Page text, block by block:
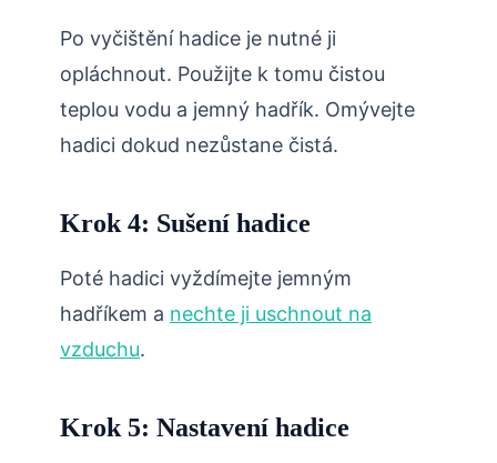
Po vyčištění hadice je nutné ji
opláchnout. Použijte k tomu čistou
teplou vodu a jemný hadřík. Omývejte
hadici dokud nezůstane čistá.
Krok 4: Sušení hadice
Poté hadici vyždímejte jemným
hadříkem a nechte ji uschnout na
vzduchu.
Krok 5: Nastavení hadice